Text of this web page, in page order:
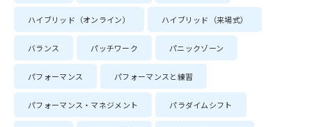
ハイブリッド（オンライン） ハイブリッド（来場式）
バランス パッチワーク パニックゾーン
パフォーマンス パフォーマンスと練習
パフォーマンス・マネジメント パラダイムシフト